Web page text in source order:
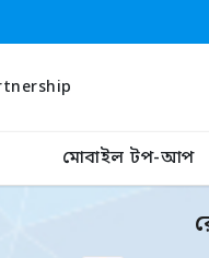
মোবাইল টপ-আপ